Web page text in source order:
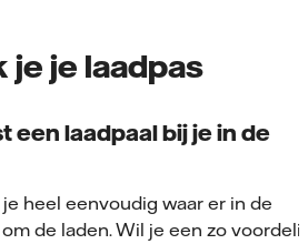
je je laadpas
een laadpaal bij je in de
je heel eenvoudig waar er in de
de laden. Wil je een zo